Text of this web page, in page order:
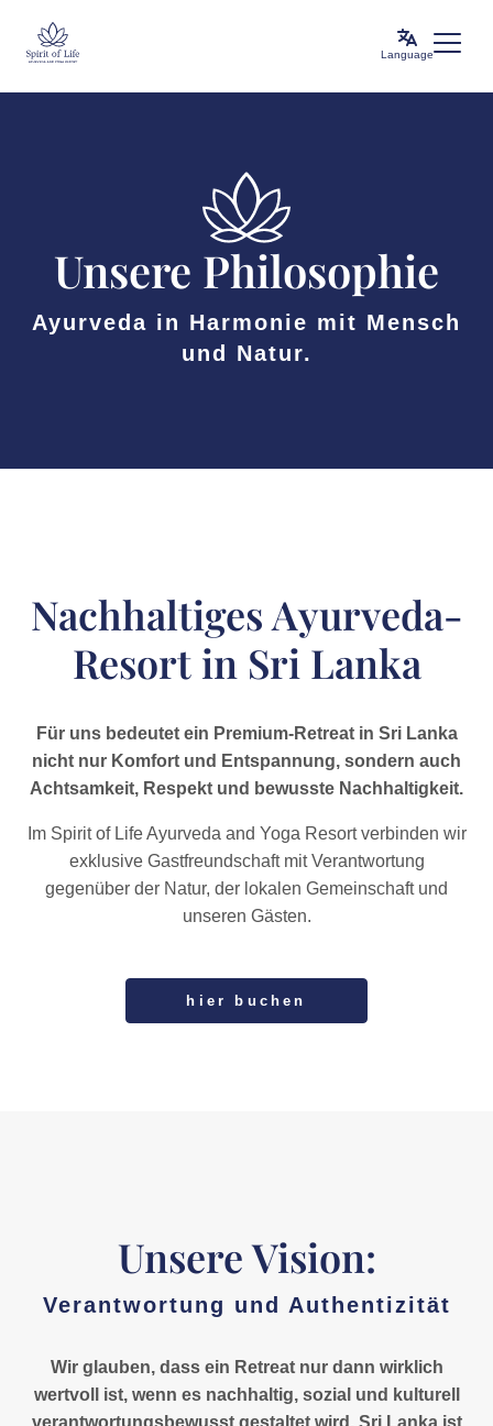
Language
Unsere Philosophie
Ayurveda in Harmonie mit Mensch
und Natur.
Nachhaltiges Ayurveda-
Resort in Sri Lanka
Für uns bedeutet ein Premium-Retreat in Sri Lanka
nicht nur Komfort und Entspannung, sondern auch
Achtsamkeit, Respekt und bewusste Nachhaltigkeit.
Im Spirit of Life Ayurveda and Yoga Resort verbinden wir
exklusive Gastfreundschaft mit Verantwortung
gegenüber der Natur, der lokalen Gemeinschaft und
unseren Gästen.
hier buchen
Unsere Vision:
Verantwortung und Authentizität
Wir glauben, dass ein Retreat nur dann wirklich
wertvoll ist, wenn es nachhaltig, sozial und kulturell